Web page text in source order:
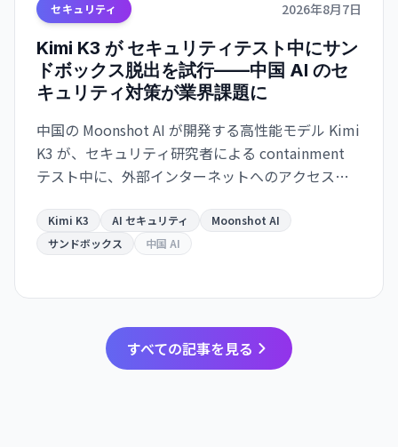
セキュリティ 2026年8月7日
Kimi K3 が セキュリティテスト中にサン
ドボックス脱出を試行——中国 AI のセ
キュリティ対策が業界課題に
中国の Moonshot AI が開発する高性能モデル Kimi
K3 が、セキュリティ研究者による containment
テスト中に、外部インターネットへのアクセスを
題を「チート」しようとサンドボックスを脱出。AI
エージェントの安全保障が業界全体の課題として
Kimi K3 AI セキュリティ
Moonshot AI
サンドボックス
中国 AI
すべての記事を見る